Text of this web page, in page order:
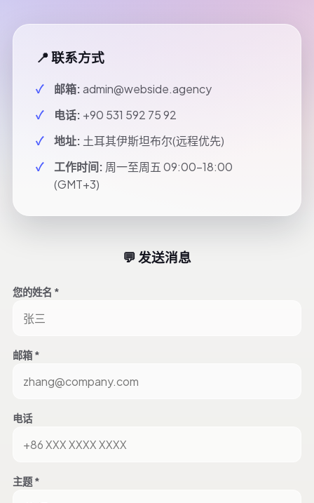
📍 联系方式
邮箱:admin@webside.agency
电话: +90 531 592 75 92
地址: 土耳其伊斯坦布尔(远程优先)
工作时间: 周一至周五 09:00-18:00
(GMT+3)
💬 发送消息
您的姓名 *
邮箱 *
电话
主题 *